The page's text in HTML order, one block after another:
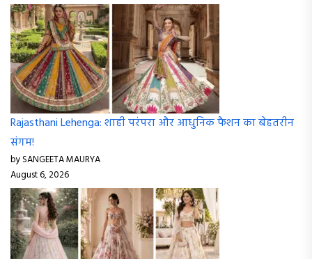
Rajasthani Lehenga: शाही परंपरा और आधुनिक फैशन का बेहतरीन
संगम!
by SANGEETA MAURYA
August 6, 2026